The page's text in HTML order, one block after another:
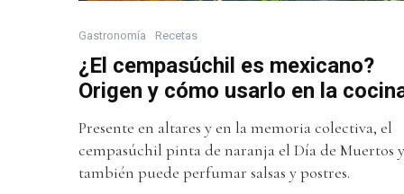
Gastronomía Recetas
¿El cempasúchil es mexicano?
Origen y cómo usarlo en la
Presente en altares y en la memoria colectiva, el
cempasúchil pinta de naranja el Día de Muertos y
también puede perfumar salsas y postres.